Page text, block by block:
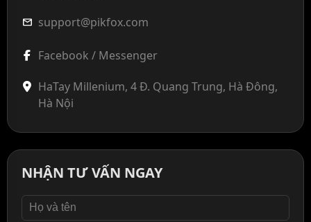
mail support@pikfox.com
Facebook / Messenger
HaTay Millenium, 4 Đ. Quang Trung, Hà Đông,
Hà Nội
NHẬN TƯ VẤN NGAY